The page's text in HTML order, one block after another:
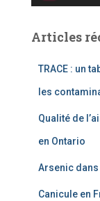
o
Articles
TRACE : un
les
Qualité de
en Ontario
Arsenic dans
Canicule en